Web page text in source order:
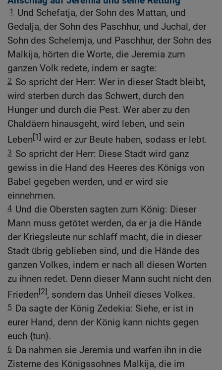
1
Und Schefatja, der Sohn des Mattan, und
Gedalja, der Sohn des Paschhur, und Juchal, der
Sohn des Schelemja, und Paschhur, der Sohn des
Malkija, hörten die Worte, die Jeremia zum
ganzen Volk redete, indem er sagte:
2 So spricht der Herr: Wer in dieser Stadt bleibt,
wird sterben durch das Schwert, durch den
Hunger und durch die Pest. Wer aber zu den
Chaldäern hinausgeht, wird leben, und sein
Leben[1] wird er zur Beute haben, sodass er lebt.
3 So spricht der Herr: Diese Stadt wird ganz
gewiss in die Hand des Heeres des Königs von
Babel gegeben werden, und er wird sie
einnehmen.
4 Und die Obersten sagten zum König: Dieser
Mann muss getötet werden, da er ja die Hände
der Kriegsleute nur schlaff macht, die in dieser
Stadt übrig geblieben sind, und die Hände des
ganzen Volkes, indem er nach all diesen Worten
zu ihnen redet. Denn dieser Mann sucht nicht den
Frieden[2], sondern das Unheil dieses Volkes.
5 Da sagte der König Zedekia: Siehe, er ist in
eurer Hand, denn der König kann nichts gegen
euch {tun}.
6 Da nahmen sie Jeremia und warfen ihn in die
Zisterne des Königssohnes Malkija, die im